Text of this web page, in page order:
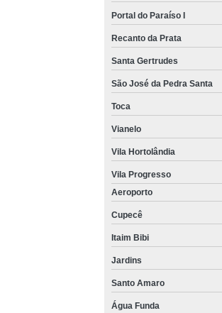
Portal do Paraíso I
Recanto da Prata
Santa Gertrudes
São José da Pedra Santa
Toca
Vianelo
Vila Hortolândia
Vila Progresso
Aeroporto
Cupecê
Itaim Bibi
Jardins
Santo Amaro
Água Funda